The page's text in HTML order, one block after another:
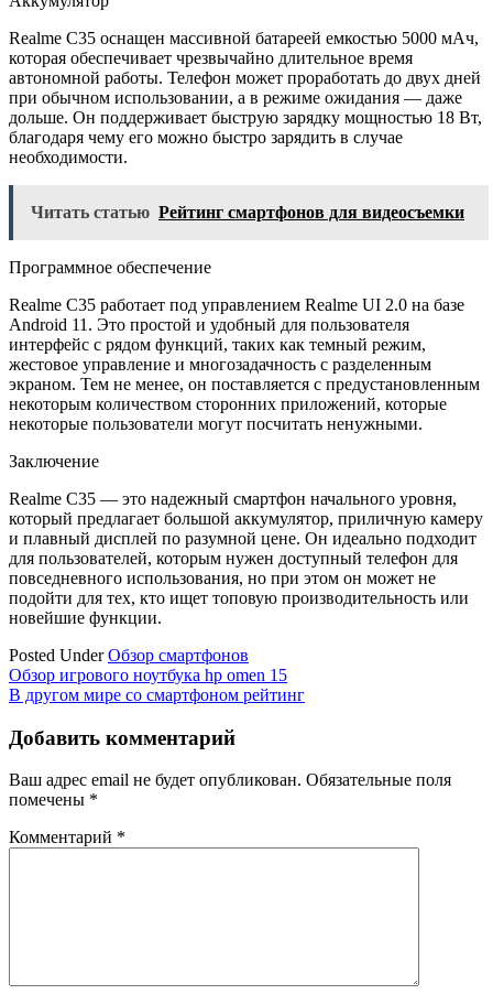
Realme C35 оснащен массивной батареей емкостью 5000 мАч,
которая обеспечивает чрезвычайно длительное время
автономной работы. Телефон может проработать до двух дней
при обычном использовании, а в режиме ожидания — даже
дольше. Он поддерживает быструю зарядку мощностью 18 Вт,
благодаря чему его можно быстро зарядить в случае
необходимости.
Читать статью Рейтинг смартфонов для видеосъемки
Программное обеспечение
Realme C35 работает под управлением Realme UI 2.0 на базе
Android 11. Это простой и удобный для пользователя
интерфейс с рядом функций, таких как темный режим,
жестовое управление и многозадачность с разделенным
экраном. Тем не менее, он поставляется с предустановленным
некоторым количеством сторонних приложений, которые
некоторые пользователи могут посчитать ненужными.
Заключение
Realme C35 — это надежный смартфон начального уровня,
который предлагает большой аккумулятор, приличную камеру
и плавный дисплей по разумной цене. Он идеально подходит
для пользователей, которым нужен доступный телефон для
повседневного использования, но при этом он может не
подойти для тех, кто ищет топовую производительность или
новейшие функции.
Posted UnderОбзор смартфонов
Навигация
по
записям
Обзор игрового ноутбука hp omen 15
В другом мире со смартфоном рейтинг
Добавить комментарий
Ваш адрес email не будет опубликован. Обязательные поля
помечены *
Комментарий *